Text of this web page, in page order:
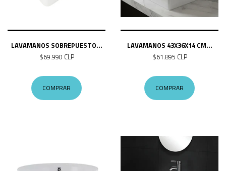
LAVAMANOS SOBREPUESTO...
$69.990 CLP
COMPRAR
LAVAMANOS 43X36X14 CM...
$61.895 CLP
COMPRAR